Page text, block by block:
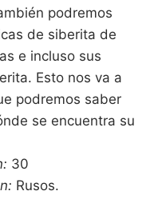
podremos
de siberita de
e incluso sus
Esto nos va a
podremos saber
se encuentra su
30
Rusos.